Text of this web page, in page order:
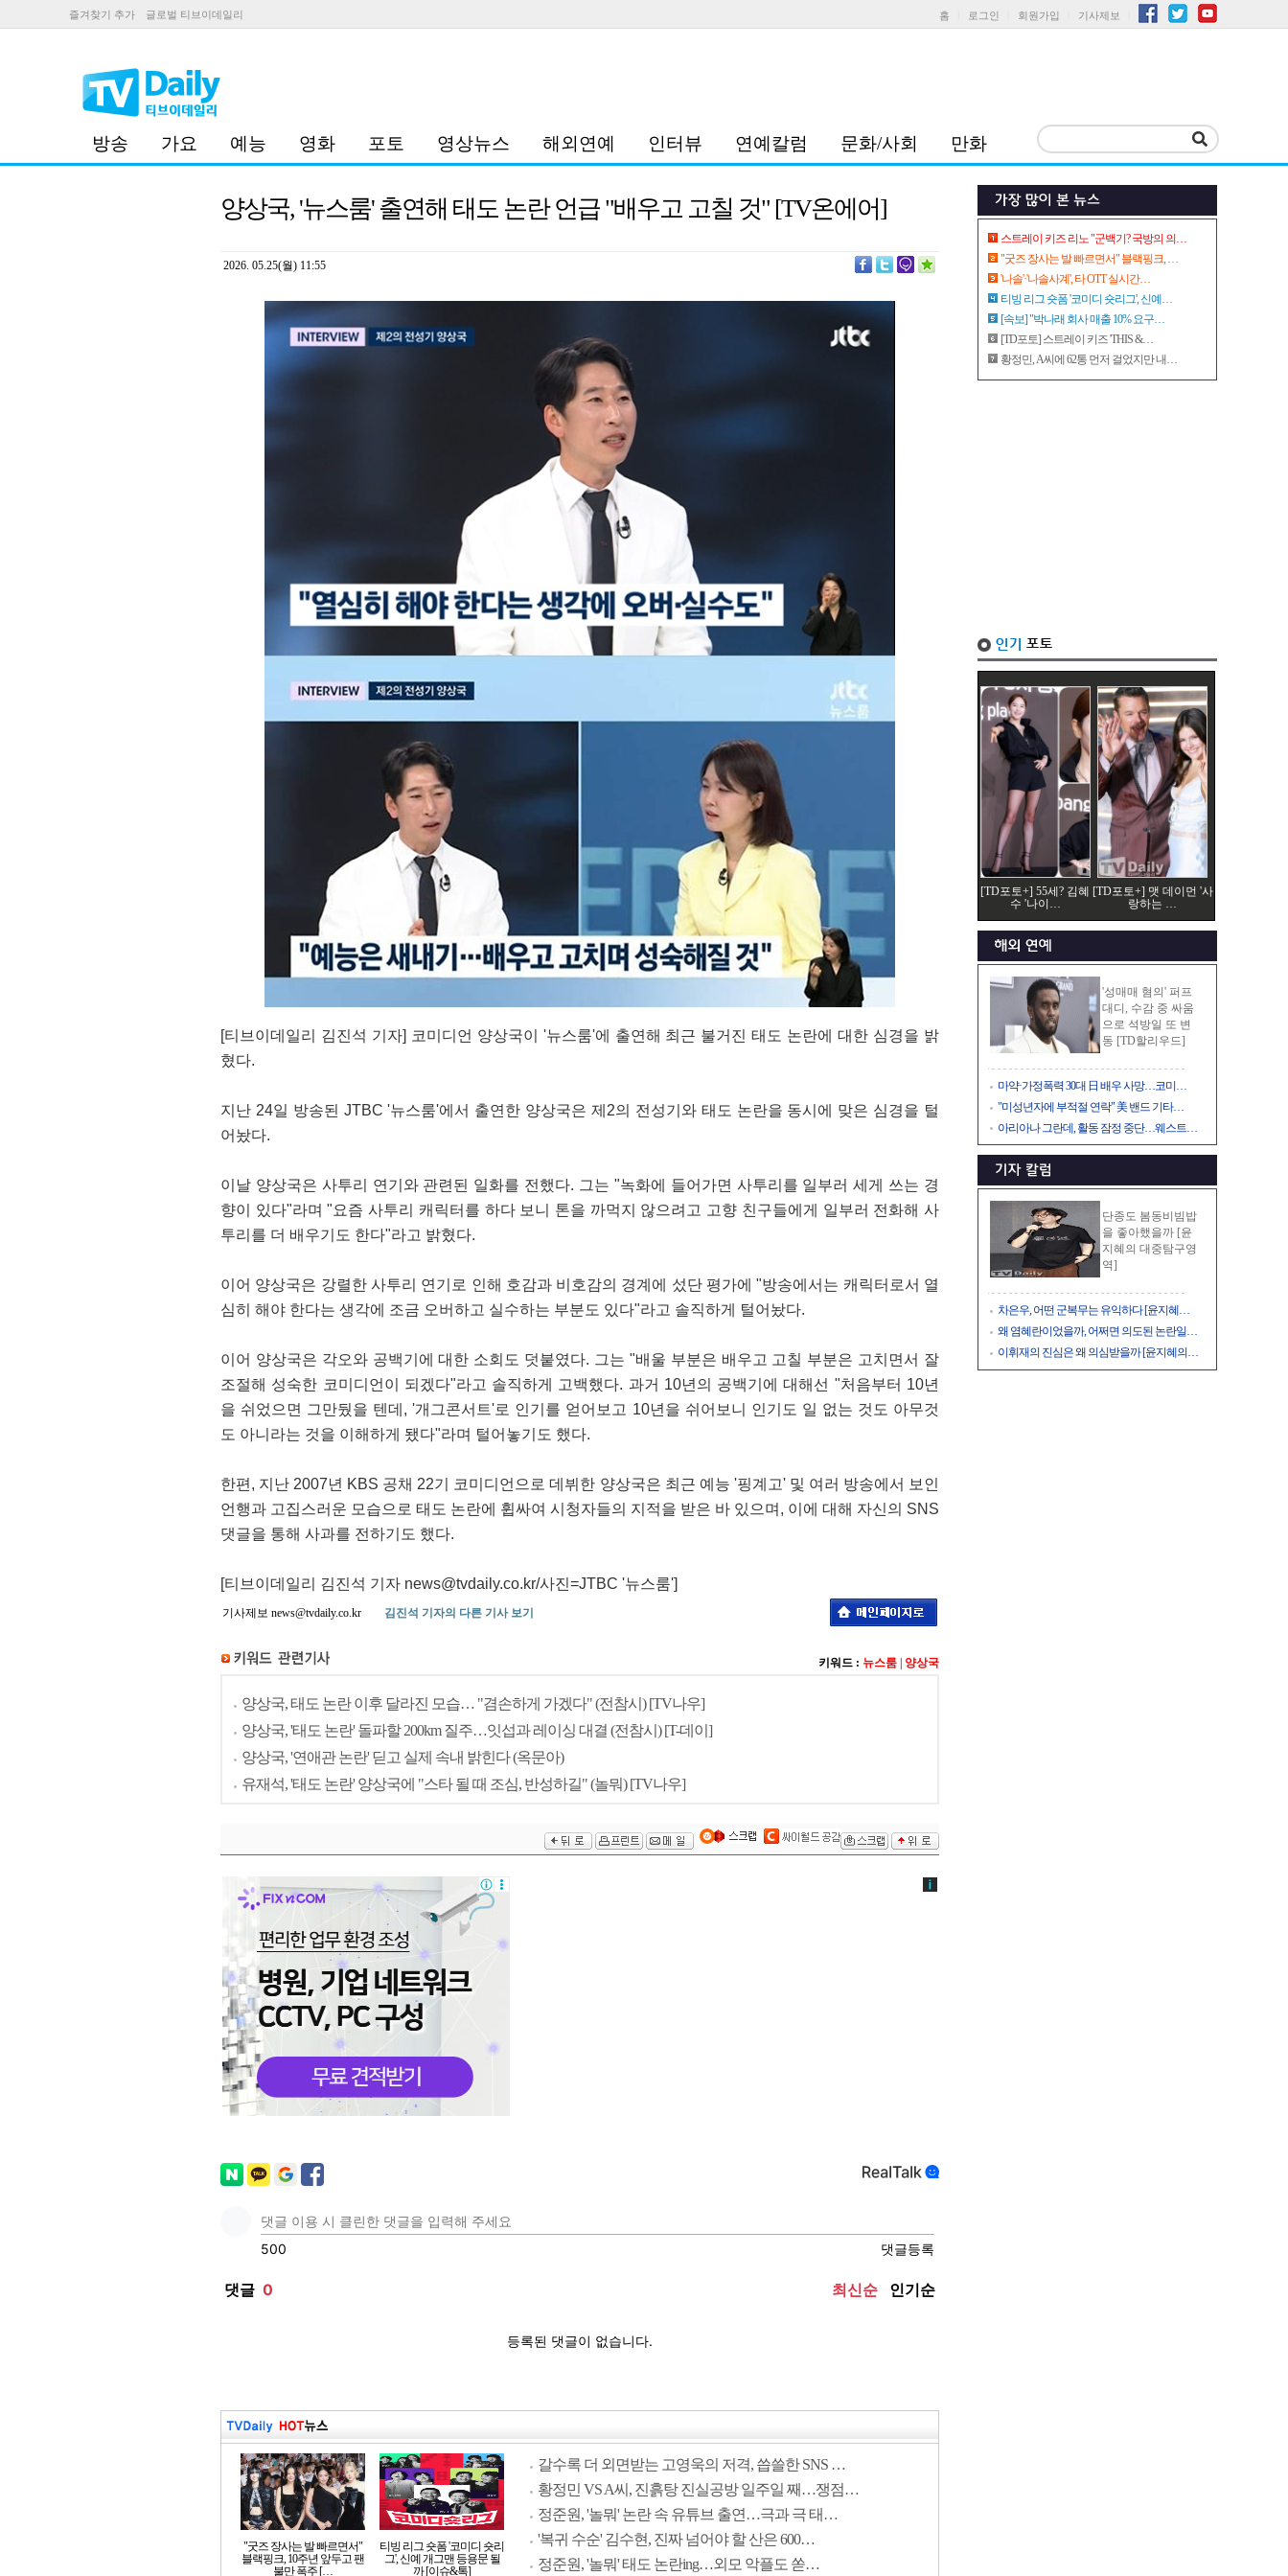
즐겨찾기 추가 글로벌 티브이데일리 홈 로그인 회원가입 기사제보
방송 가요 예능 영화 포토 영상뉴스 해외연예 인터뷰 연예칼럼 문화/사회 만화
양상국, '뉴스룸' 출연해 태도 논란 언급 "배우고 고칠 것" [TV온에어]
2026. 05.25(월) 11:55
[티브이데일리 김진석 기자] 코미디언 양상국이 '뉴스룸'에 출연해 최근 불거진 태도 논란에 대한 심경을 밝
혔다.
지난 24일 방송된 JTBC '뉴스룸'에서 출연한 양상국은 제2의 전성기와 태도 논란을 동시에 맞은 심경을 털
어놨다.
이날 양상국은 사투리 연기와 관련된 일화를 전했다. 그는 "녹화에 들어가면 사투리를 일부러 세게 쓰는 경
향이 있다"라며 "요즘 사투리 캐릭터를 하다 보니 톤을 까먹지 않으려고 고향 친구들에게 일부러 전화해 사
투리를 더 배우기도 한다"라고 밝혔다.
이어 양상국은 강렬한 사투리 연기로 인해 호감과 비호감의 경계에 섰단 평가에 "방송에서는 캐릭터로서 열
심히 해야 한다는 생각에 조금 오버하고 실수하는 부분도 있다"라고 솔직하게 털어놨다.
이어 양상국은 각오와 공백기에 대한 소회도 덧붙였다. 그는 "배울 부분은 배우고 고칠 부분은 고치면서 잘
조절해 성숙한 코미디언이 되겠다"라고 솔직하게 고백했다. 과거 10년의 공백기에 대해선 "처음부터 10년
을 쉬었으면 그만뒀을 텐데, '개그콘서트'로 인기를 얻어보고 10년을 쉬어보니 인기도 일 없는 것도 아무것
도 아니라는 것을 이해하게 됐다"라며 털어놓기도 했다.
한편, 지난 2007년 KBS 공채 22기 코미디언으로 데뷔한 양상국은 최근 예능 '핑계고' 및 여러 방송에서 보인
언행과 고집스러운 모습으로 태도 논란에 휩싸여 시청자들의 지적을 받은 바 있으며, 이에 대해 자신의 SNS
댓글을 통해 사과를 전하기도 했다.
[티브이데일리 김진석 기자 news@tvdaily.co.kr/사진=JTBC '뉴스룸']
기사제보 news@tvdaily.co.kr 김진석 기자의 다른 기사 보기
키워드 : 뉴스룸 양상국
양상국, 태도 논란 이후 달라진 모습… "겸손하게 가겠다" (전참시) [TV나우]
양상국, '태도 논란' 돌파할 200km 질주…잇섭과 레이싱 대결 (전참시) [T-데이]
양상국, '연애관 논란' 딛고 실제 속내 밝힌다 (옥문아)
유재석, '태도 논란' 양상국에 "스타 될 때 조심, 반성하길" (놀뭐) [TV나우]
"굿즈 장사는 발 빠르면서"
블랙핑크, 10주년 앞두고 팬
불만 폭주 […
티빙 리그 숏폼 '코미디 숏리
그', 신예 개그맨 등용문 될
까 [이슈&톡]
갈수록 더 외면받는 고영욱의 저격, 씁쓸한 SNS …
황정민 VS A씨, 진흙탕 진실공방 일주일 째…쟁점…
정준원, '놀뭐' 논란 속 유튜브 출연…극과 극 태…
'복귀 수순' 김수현, 진짜 넘어야 할 산은 600…
정준원, '놀뭐' 태도 논란ing…외모 악플도 쏟…
스트레이 키즈 리노 "군백기? 국방의 의…
"굿즈 장사는 발 빠르면서" 블랙핑크, …
'나솔'·'나솔사계', 타 OTT 실시간…
티빙 리그 숏폼 '코미디 숏리그', 신예…
[속보] "박나래 회사 매출 10% 요구…
[TD포토] 스트레이 키즈 'THIS &…
황정민, A씨에 62통 먼저 걸었지만 내…
[TD포토+] 55세? 김혜
수 '나이…
[TD포토+] 맷 데이먼 '사
랑하는 …
'성매매 혐의' 퍼프
대디, 수감 중 싸움
으로 석방일 또 변
동 [TD할리우드]
마약·가정폭력 30대 日 배우 사망…코미…
"미성년자에 부적절 연락" 美 밴드 기타…
아리아나 그란데, 활동 잠정 중단…웨스트…
단종도 봄동비빔밥
을 좋아했을까 [윤
지혜의 대중탐구영
역]
차은우, 어떤 군복무는 유익하다 [윤지혜…
왜 염혜란이었을까, 어쩌면 의도된 논란일…
이휘재의 진심은 왜 의심받을까 [윤지혜의…